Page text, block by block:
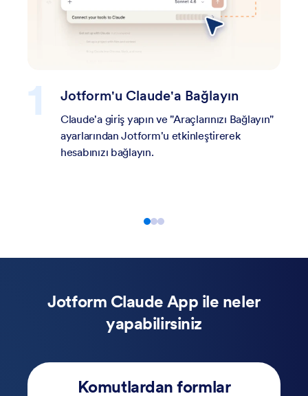
Claude'a Bağlayın
giriş yapın ve "Araçlarınızı Bağlayın"
Jotform'u etkinleştirerek
bağlayın.
Jotform Claude App ile neler
yapabilirsiniz
Komutlardan formlar